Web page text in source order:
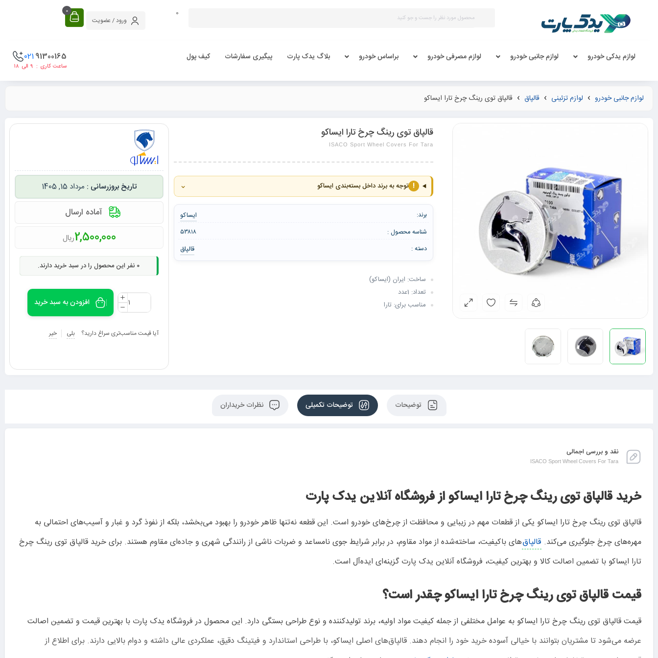
0
ورود / عضویت
0
لوازم یدکی خودرو لوازم جانبی خودرو لوازم مصرفی خودرو براساس خودرو بلاگ یدک پارت پیگیری سفارشات کیف پول 91300165
021
ساعت کاری : ۹ الی ۱۸
لوازم جانبی خودرو لوازم تزئینی قالپاق قالپاق توی رینگ چرخ تارا ایساکو
قالپاق توی رینگ چرخ تارا ایساکو
ISACO Sport Wheel Covers For Tara
! توجه به برند داخل بسته‌بندی ایساکو ⌄
برند: ایساکو
شناسه محصول :
۵۳۸۱۸
دسته :
قالپاق
ساخت: ایران (ایساکو)
تعداد: 1عدد
مناسب برای: تارا
مرداد 15, 1405
آماده ارسال
2,500,000ریال
0 نفر این محصول را در سبد خرید دارند.
افزودن به سبد خرید
آیا قیمت مناسب‌تری سراغ دارید؟ بلی خیر
توضیحات توضیحات تکمیلی نظرات خریداران
نقد و بررسی اجمالی
ISACO Sport Wheel Covers For Tara
خرید قالپاق توی رینگ چرخ تارا ایساکو از فروشگاه آنلاین یدک پارت
قالپاق توی رینگ چرخ تارا ایساکو یکی از قطعات مهم در زیبایی و محافظت از چرخ‌های خودرو است. این قطعه نه‌تنها ظاهر خودرو را بهبود می‌بخشد، بلکه از نفوذ گرد و غبار و آسیب‌های احتمالی به
مهره‌های چرخ جلوگیری می‌کند. قالپاق‌های باکیفیت، ساخته‌شده از مواد مقاوم، در برابر شرایط جوی نامساعد و ضربات ناشی از رانندگی شهری و جاده‌ای مقاوم هستند. برای خرید قالپاق توی رینگ چرخ
تارا ایساکو با تضمین اصالت کالا و بهترین کیفیت، فروشگاه آنلاین یدک پارت گزینه‌ای ایده‌آل است.
قیمت قالپاق توی رینگ چرخ تارا ایساکو چقدر است؟
قیمت قالپاق توی رینگ چرخ تارا ایساکو به عوامل مختلفی از جمله کیفیت مواد اولیه، برند تولیدکننده و نوع طراحی بستگی دارد. این محصول در فروشگاه یدک پارت با بهترین قیمت و تضمین اصالت
عرضه می‌شود تا مشتریان بتوانند با خیالی آسوده خرید خود را انجام دهند. قالپاق‌های اصلی ایساکو، با طراحی استاندارد و فیتینگ دقیق، عملکردی عالی داشته و دوام بالایی دارند. برای اطلاع از